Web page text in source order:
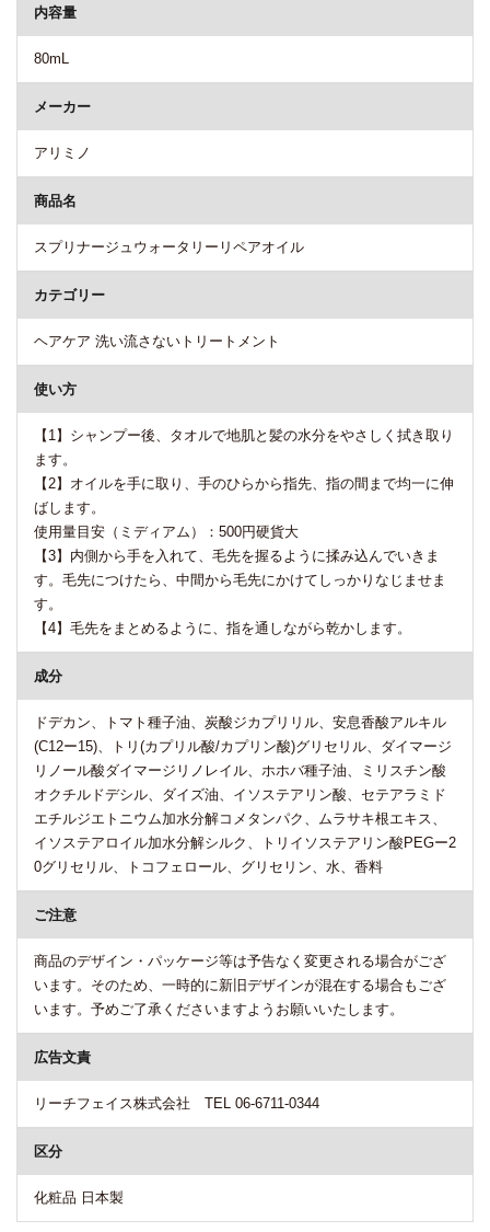
内容量
80mL
メーカー
アリミノ
商品名
スプリナージュウォータリーリペアオイル
カテゴリー
ヘアケア 洗い流さないトリートメント
使い方
【1】シャンプー後、タオルで地肌と髪の水分をやさしく拭き取り
ます。
【2】オイルを手に取り、手のひらから指先、指の間まで均一に伸
ばします。
使用量目安（ミディアム）：500円硬貨大
【3】内側から手を入れて、毛先を握るように揉み込んでいきま
す。毛先につけたら、中間から毛先にかけてしっかりなじませま
す。
【4】毛先をまとめるように、指を通しながら乾かします。
成分
ドデカン、トマト種子油、炭酸ジカプリリル、安息香酸アルキル
(C12ー15)、トリ(カプリル酸/カプリン酸)グリセリル、ダイマージ
リノール酸ダイマージリノレイル、ホホバ種子油、ミリスチン酸
オクチルドデシル、ダイズ油、イソステアリン酸、セテアラミド
エチルジエトニウム加水分解コメタンパク、ムラサキ根エキス、
イソステアロイル加水分解シルク、トリイソステアリン酸PEGー2
0グリセリル、トコフェロール、グリセリン、水、香料
ご注意
商品のデザイン・パッケージ等は予告なく変更される場合がござ
います。そのため、一時的に新旧デザインが混在する場合もござ
います。予めご了承くださいますようお願いいたします。
広告文責
リーチフェイス株式会社 TEL 06-6711-0344
区分
化粧品 日本製